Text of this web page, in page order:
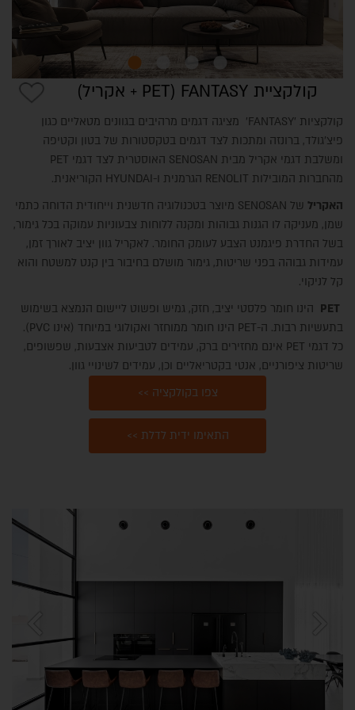
קולקציית FANTASY (PET + אקריל)
קולקציות 'FANTASY' מציגה דגמים מרהיבים בגוונים מטאליים כגון
פיצ'גולד, ברונזה ומתכות לצד דגמים בטקסטורות של בטון וקטיפה
ומשלבת דגמי אקריל מבית SENOSAN האוסטרית לצד דגמי PET
מהחברות המובילות RENOLIT הגרמנית ו-HYUNDAI הקוריאנית.
האקריל
של SENOSAN מיוצר בטכנולוגיה חדשנית וייחודית הדוחה כתמי
שמן, מעניקה לו הגנות גבוהות ומקנה ללוחות צבעוניות עמוקה בכל גימור,
בשל החדרת פיגמנט הצבע לעומק החומר. לאקריל גוון יציב לאורך זמן,
עמידות גבוהה בפני שריטות, גימור מושלם בחיבור בין קנט למשטח והוא
קל לניקוי.
PET הינו חומר פלסטי יציב, חזק, גמיש ופשוט ליישום הנמצא בשימוש
בתעשיות רבות. ה-PET הינו חומר ממוחזר ואקולוגי במיוחד (אינו PVC).
כל דגמי PET אינם מחזירים ברק, עמידים לטביעות אצבעות, שפשופים,
שריטות ציפורניים, אנטי בקטריאליים וכן, עמידים לשינויי גוון.
צפו בקולקציה >>
התאימו ידית לדלת >>